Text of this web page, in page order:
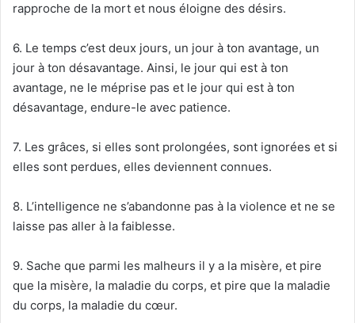
rapproche de la mort et nous éloigne des désirs.
6. Le temps c’est deux jours, un jour à ton avantage, un
jour à ton désavantage. Ainsi, le jour qui est à ton
avantage, ne le méprise pas et le jour qui est à ton
désavantage, endure-le avec patience.
7. Les grâces, si elles sont prolongées, sont ignorées et si
elles sont perdues, elles deviennent connues.
8. L’intelligence ne s’abandonne pas à la violence et ne se
laisse pas aller à la faiblesse.
9. Sache que parmi les malheurs il y a la misère, et pire
que la misère, la maladie du corps, et pire que la maladie
du corps, la maladie du cœur.